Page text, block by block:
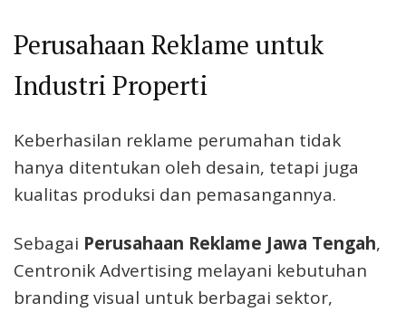
Perusahaan Reklame untuk
Industri Properti
Keberhasilan reklame perumahan tidak
hanya ditentukan oleh desain, tetapi juga
kualitas produksi dan pemasangannya.
Sebagai Perusahaan Reklame Jawa Tengah,
Centronik Advertising melayani kebutuhan
branding visual untuk berbagai sektor,